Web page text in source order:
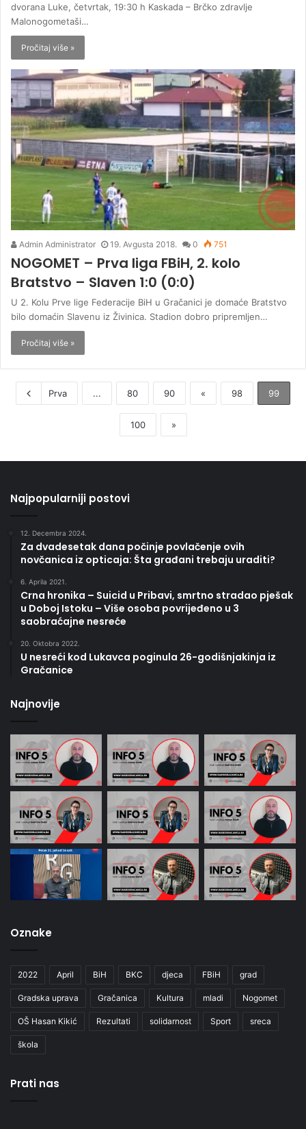
dvorana Luke, četvrtak, 19:30 h Kaskada – Brčko zdravlje
Malonogometaši…
Pročitaj više »
Admin Administrator 19. Avgusta 2018. 0 751
NOGOMET – Prva liga FBiH, 2. kolo
Bratstvo – Slaven 1:0 (0:0)
U 2. Kolu Prve lige Federacije BiH u Gračanici je domaće Bratstvo
bilo domaćin Slavenu iz Živinica. Stadion dobro pripremljen…
Pročitaj više »
Prva ... 80 90 « 98 99
100 »
Najpopularniji postovi
12. Decembra 2024.
Za dvadesetak dana počinje povlačenje ovih
novčanica iz opticaja: Šta građani trebaju uraditi?
6. Aprila 2021.
Crna hronika – Suicid u Pribavi, smrtno stradao pješak
u Doboj Istoku – Više osoba povrijeđeno u 3
saobraćajne nesreće
20. Oktobra 2022.
U nesreći kod Lukavca poginula 26-godišnjakinja iz
Gračanice
Najnovije
Oznake
2022 April BiH BKC djeca FBiH grad
Gradska uprava Gračanica Kultura mladi Nogomet
OŠ Hasan Kikić Rezultati solidarnost Sport sreca
škola
Prati nas